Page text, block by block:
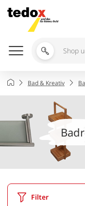
Inhalt
springen
Shop
durchsuchen
StartseiteBad & Kreativ
Filter